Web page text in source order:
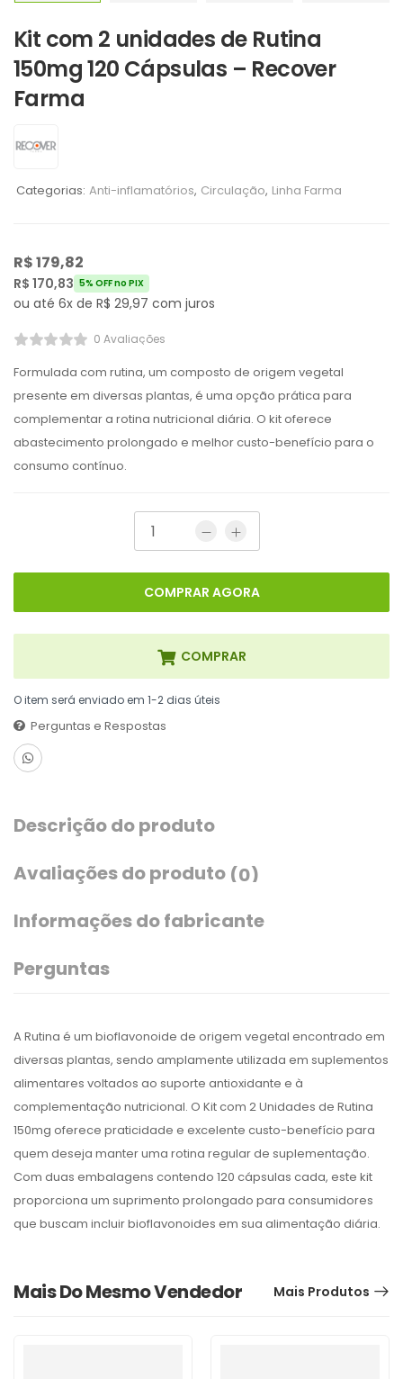
Kit com 2 unidades de Rutina
150mg 120 Cápsulas – Recover
Farma
Categorias: Anti-inflamatórios, Circulação, Linha Farma
R$179,82
R$ 170,83 5% OFF no PIX
ou até 6x de R$ 29,97 com juros
0 Avaliações
Formulada com rutina, um composto de origem vegetal
presente em diversas plantas, é uma opção prática para
complementar a rotina nutricional diária. O kit oferece
abastecimento prolongado e melhor custo-benefício para o
consumo contínuo.
COMPRAR
COMPRAR AGORA
O item será enviado em 1-2 dias úteis
Perguntas e Respostas
Descrição do produto
Avaliações do produto (0)
Informações do fabricante
Perguntas
A Rutina é um bioflavonoide de origem vegetal encontrado em
diversas plantas, sendo amplamente utilizada em suplementos
alimentares voltados ao suporte antioxidante e à
complementação nutricional. O Kit com 2 Unidades de Rutina
150mg oferece praticidade e excelente custo-benefício para
quem deseja manter uma rotina regular de suplementação.
Com duas embalagens contendo 120 cápsulas cada, este kit
proporciona um suprimento prolongado para consumidores
que buscam incluir bioflavonoides em sua alimentação diária.
Mais Do Mesmo Vendedor Mais Produtos